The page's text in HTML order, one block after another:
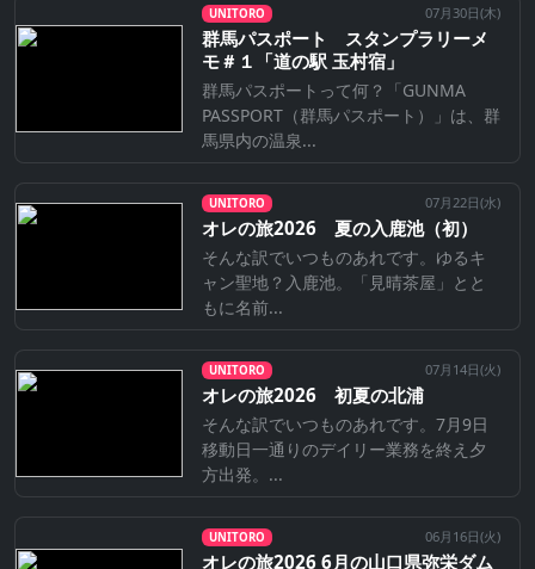
UNITORO 07月30日(木)
群馬パスポート スタンプラリーメ
モ＃１「道の駅 玉村宿」
群馬パスポートって何？「GUNMA
PASSPORT（群馬パスポート）」は、群
馬県内の温泉...
UNITORO 07月22日(水)
オレの旅2026 夏の入鹿池（初）
そんな訳でいつものあれです。ゆるキ
ャン聖地？入鹿池。「見晴茶屋」とと
もに名前...
UNITORO 07月14日(火)
オレの旅2026 初夏の北浦
そんな訳でいつものあれです。7月9日
移動日一通りのデイリー業務を終え夕
方出発。...
UNITORO 06月16日(火)
オレの旅2026 6月の山口県弥栄ダム